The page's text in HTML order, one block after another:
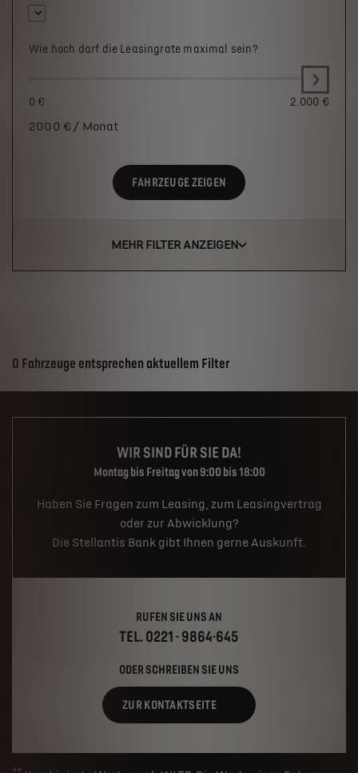
Wie hoch darf die Leasingrate maximal sein?
0 € 2.000 €
2000 € / Monat
FAHRZEUGE ZEIGEN
MEHR FILTER ANZEIGEN
Suchergebnisse
0 Fahrzeuge entsprechen aktuellem Filter
WIR SIND FÜR SIE DA!
Montag bis Freitag von 9:00 bis 18:00
Haben Sie Fragen zum Leasing, zum Leasingvertrag
oder zur Abwicklung?
Die Stellantis Bank gibt Ihnen gerne Auskunft.
RUFEN SIE UNS AN
TEL. 0221 - 9864-645
ODER SCHREIBEN SIE UNS
ZUR KONTAKTSEITE